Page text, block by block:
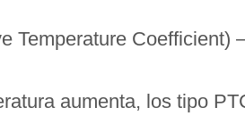
Temperature Coefficient)
aumenta, los tipo